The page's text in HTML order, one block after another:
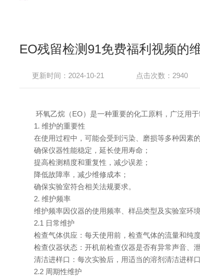
EO残留检测91免费福利视频的
更新时间：2024-10-21 点击次数：2940
环氧乙烷（EO）是一种重要的化工原料，广泛用于
1. 维护的重要性
在使用过程中，可能会受到污染、磨损等多种因素的
确保仪器性能稳定，延长使用寿命；
提高检测精度和重复性，减少误差；
降低故障率，减少维修成本；
确保实验室符合相关法规要求。
2. 维护频率
维护频率因仪器的使用频率、样品类型及实验室环境
2.1 日常维护
检查气体供应：每天使用前，检查气体的流量和纯度
检查仪器状态：开机前检查仪器是否有异常声音、泄
清洁进样口：每次实验后，用适当的溶剂清洁进样口
2.2 周期性维护